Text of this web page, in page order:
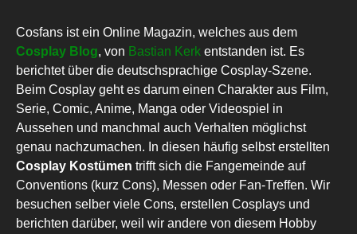
Cosfans ist ein Online Magazin, welches aus dem
Cosplay Blog, von Bastian Kerk entstanden ist. Es
berichtet über die deutschsprachige Cosplay-Szene.
Beim Cosplay geht es darum einen Charakter aus Film,
Serie, Comic, Anime, Manga oder Videospiel in
Aussehen und manchmal auch Verhalten möglichst
genau nachzumachen. In diesen häufig selbst erstellten
Cosplay Kostümen trifft sich die Fangemeinde auf
Conventions (kurz Cons), Messen oder Fan-Treffen. Wir
besuchen selber viele Cons, erstellen Cosplays und
berichten darüber, weil wir andere von diesem Hobby